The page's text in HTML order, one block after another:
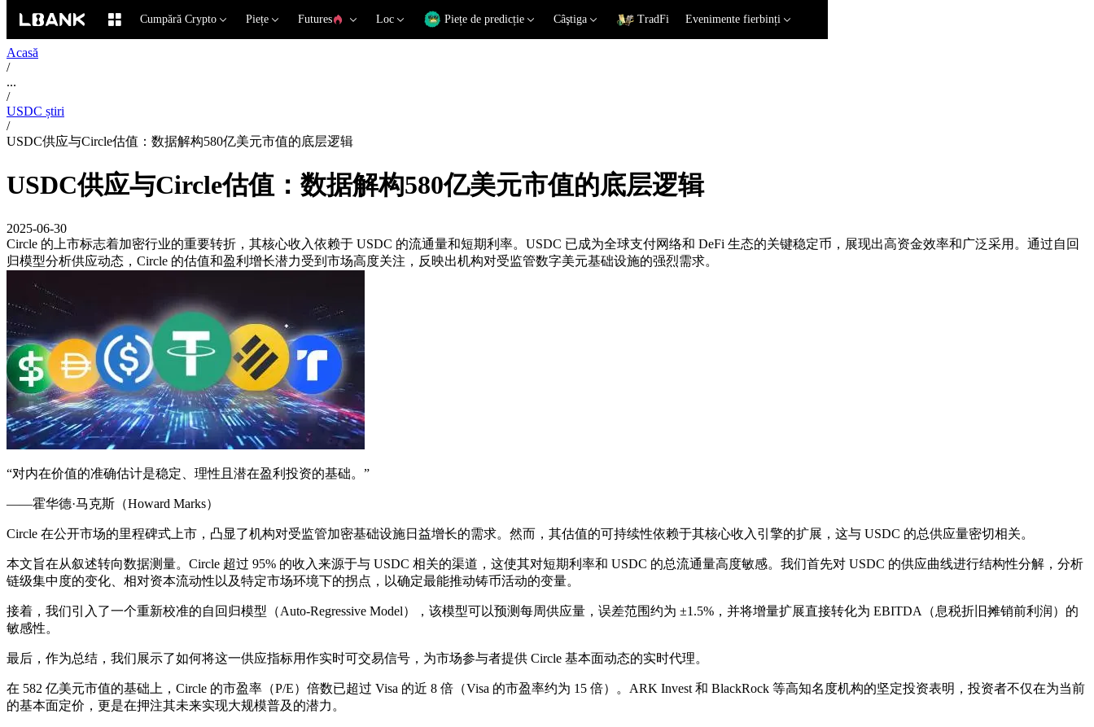
Cumpără Crypto Piețe Futures Loc Piețe de predicție Câştiga TradFi Evenimente fierbinți
Acasă
/
...
/
USDC știri
/
USDC供应与Circle估值：数据解构580亿美元市值的底层逻辑
USDC供应与Circle估值：数据解构580亿美元市值的底层逻辑
2025-06-30
Circle 的上市标志着加密行业的重要转折，其核心收入依赖于 USDC 的流通量和短期利率。USDC 已成为全球支付网络和 DeFi 生态的关键稳定币，展现出高资金效率和广泛采用。通过自回
归模型分析供应动态，Circle 的估值和盈利增长潜力受到市场高度关注，反映出机构对受监管数字美元基础设施的强烈需求。
“对内在价值的准确估计是稳定、理性且潜在盈利投资的基础。”
——霍华德·马克斯（Howard Marks）
Circle 在公开市场的里程碑式上市，凸显了机构对受监管加密基础设施日益增长的需求。然而，其估值的可持续性依赖于其核心收入引擎的扩展，这与 USDC 的总供应量密切相关。
本文旨在从叙述转向数据测量。Circle 超过 95% 的收入来源于与 USDC 相关的渠道，这使其对短期利率和 USDC 的总流通量高度敏感。我们首先对 USDC 的供应曲线进行结构性分解，分析
链级集中度的变化、相对资本流动性以及特定市场环境下的拐点，以确定最能推动铸币活动的变量。
接着，我们引入了一个重新校准的自回归模型（Auto-Regressive Model），该模型可以预测每周供应量，误差范围约为 ±1.5%，并将增量扩展直接转化为 EBITDA（息税折旧摊销前利润）的
敏感性。
最后，作为总结，我们展示了如何将这一供应指标用作实时可交易信号，为市场参与者提供 Circle 基本面动态的实时代理。
在 582 亿美元市值的基础上，Circle 的市盈率（P/E）倍数已超过 Visa 的近 8 倍（Visa 的市盈率约为 15 倍）。ARK Invest 和 BlackRock 等高知名度机构的坚定投资表明，投资者不仅在为当前
的基本面定价，更是在押注其未来实现大规模普及的潜力。